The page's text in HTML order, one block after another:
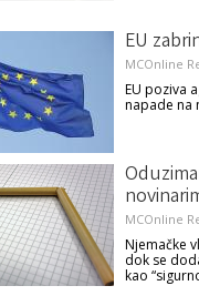
EU
MCOnline
EU poziva
napade na
MCOnline
Njemačke
dok se
kao